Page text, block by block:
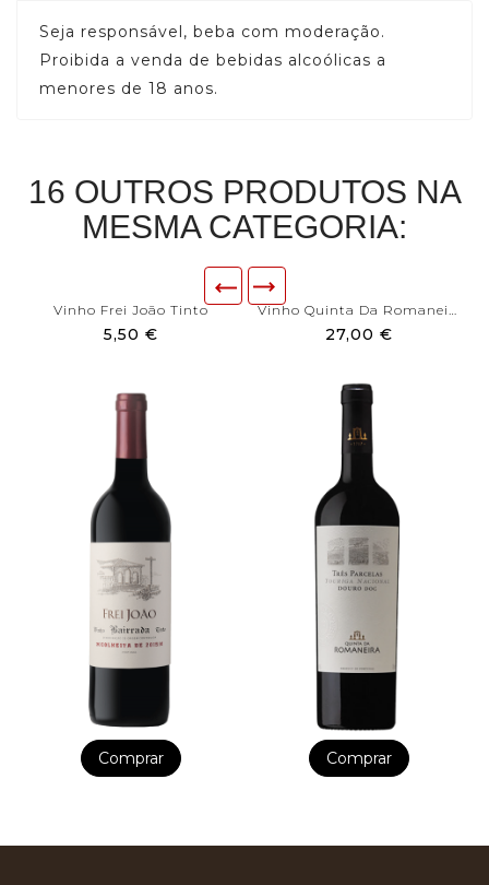
Seja responsável, beba com moderação.
Proibida a venda de bebidas alcoólicas a
menores de 18 anos.
16 OUTROS PRODUTOS NA
MESMA CATEGORIA:
Vinho Frei João Tinto
5,50 €
Comprar
Vinho Quinta Da Romaneira 3...
27,00 €
Comprar